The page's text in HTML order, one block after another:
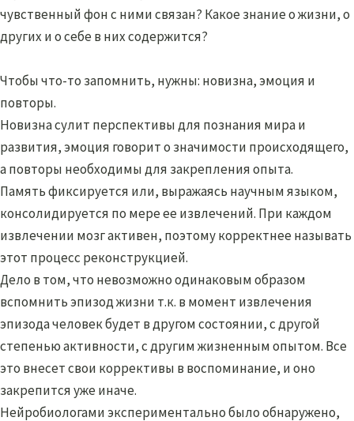
чувственный фон с ними связан? Какое знание о жизни, о
других и о себе в них содержится?
Чтобы что-то запомнить, нужны: новизна, эмоция и
повторы.
Новизна сулит перспективы для познания мира и
развития, эмоция говорит о значимости происходящего,
а повторы необходимы для закрепления опыта.
Память фиксируется или, выражаясь научным языком,
консолидируется по мере ее извлечений. При каждом
извлечении мозг активен, поэтому корректнее называть
этот процесс реконструкцией.
Дело в том, что невозможно одинаковым образом
вспомнить эпизод жизни т.к. в момент извлечения
эпизода человек будет в другом состоянии, с другой
степенью активности, с другим жизненным опытом. Все
это внесет свои коррективы в воспоминание, и оно
закрепится уже иначе.
Нейробиологами экспериментально было обнаружено,